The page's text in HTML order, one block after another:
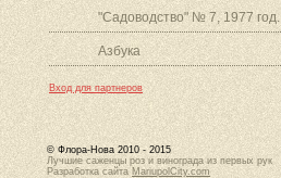
"Садоводство" № 7, 1977 год.
Азбука
Вход для партнеров
© Флора-Нова 2010 - 2015
Лучшие саженцы роз и винограда из первых рук
Разработка сайта MariupolCity.com